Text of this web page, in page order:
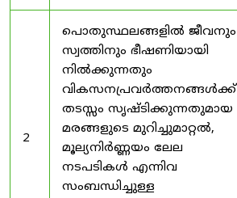
2
പൊതുസ്ഥലങ്ങളിൽ ജീവനും
സ്വത്തിനും ഭീഷണിയായി
നിൽക്കുന്നതും
വികസനപ്രവർത്തനങ്ങൾക്ക്
തടസ്സം സൃഷ്ടിക്കുന്നതുമായ
മരങ്ങളുടെ മുറിച്ചുമാറ്റൽ,
മൂല്യനിർണ്ണയം ലേല
നടപടികൾ എന്നിവ
സംബന്ധിച്ചുള്ള